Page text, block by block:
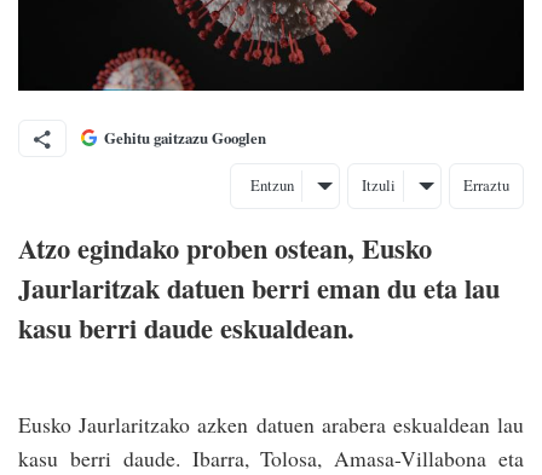
Gehitu gaitzazu Googlen
Entzun Itzuli Erraztu
Atzo egindako proben ostean, Eusko
Jaurlaritzak datuen berri eman du eta lau
kasu berri daude eskualdean.
Eusko Jaurlaritzako azken datuen arabera eskualdean lau
kasu berri daude. Ibarra, Tolosa, Amasa-Villabona eta